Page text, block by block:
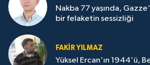
Nakba 77 yaşında,
bir felaketin sessizliği
FAKİR YILMAZ
Yüksel Ercan'ın 1944'ü,